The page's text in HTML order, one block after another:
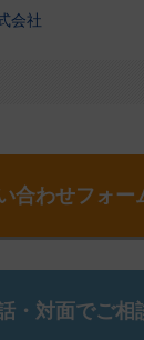
会社
合わせフォー
・対面でご相